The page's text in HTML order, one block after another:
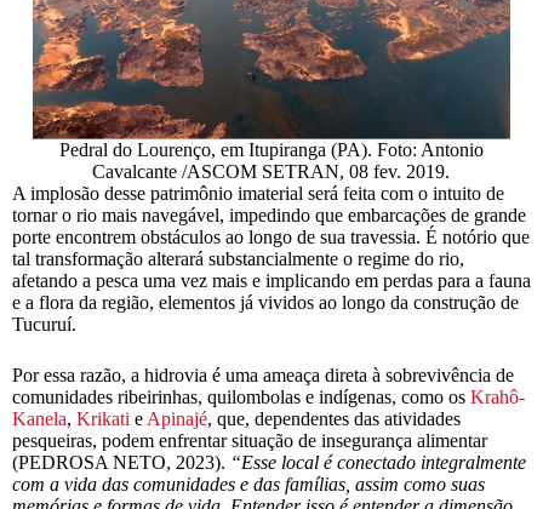
Pedral do Lourenço, em Itupiranga (PA). Foto: Antonio
Cavalcante /ASCOM SETRAN, 08 fev. 2019.
A implosão desse patrimônio imaterial será feita com o intuito de
tornar o rio mais navegável, impedindo que embarcações de grande
porte encontrem obstáculos ao longo de sua travessia. É notório que
tal transformação alterará substancialmente o regime do rio,
afetando a pesca uma vez mais e implicando em perdas para a fauna
e a flora da região, elementos já vividos ao longo da construção de
Tucuruí.
Por essa razão, a hidrovia é uma ameaça direta à sobrevivência de
comunidades ribeirinhas, quilombolas e indígenas, como os Krahô-
Kanela, Krikati e Apinajé, que, dependentes das atividades
pesqueiras, podem enfrentar situação de insegurança alimentar
(PEDROSA NETO, 2023). “Esse local é conectado integralmente
com a vida das comunidades e das famílias, assim como suas